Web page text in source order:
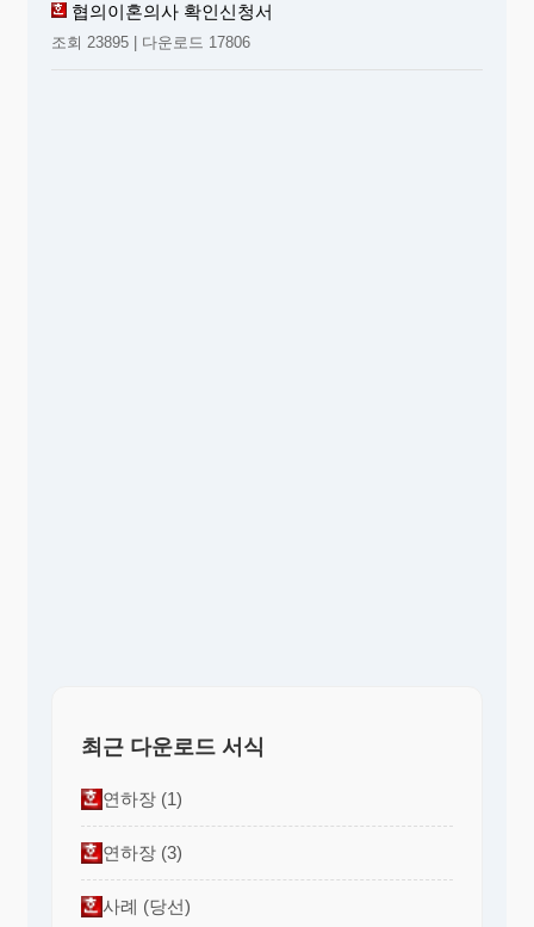
협의이혼의사 확인신청서
조회 23895 | 다운로드 17806
최근 다운로드 서식
연하장 (1)
연하장 (3)
사례 (당선)